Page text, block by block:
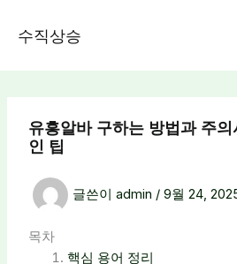
수직상승
유흥알바 구하는 방법과 주
인 팁
글쓴이 admin / 9월 24,
목차
핵심 용어 정리